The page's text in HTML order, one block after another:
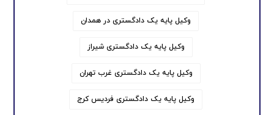
وکیل پایه یک دادگستری در همدان
وکیل پایه یک دادگستری شیراز
وکیل پایه یک دادگستری غرب تهران
وکیل پایه یک دادگستری فردیس کرج